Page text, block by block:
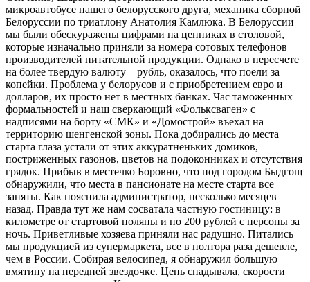
микроавтобусе нашего белорусского друга, механика сборной
Белоруссии по триатлону Анатолия Камлюка. В Белоруссии
мы были обескуражены цифрами на ценниках в столовой,
которые изначально приняли за номера сотовых телефонов
производителей питательной продукции. Однако в пересчете
на более твердую валюту – рубль, оказалось, что поели за
копейки. Проблема у белорусов и с приобретением евро и
долларов, их просто нет в местных банках. Час таможенных
формальностей и наш сверкающий «Фольксваген» с
надписями на борту «СМК» и «Домострой» въехал на
территорию шенгенской зоны. Пока добирались до места
старта глаза устали от этих аккуратненьких домиков,
постриженных газонов, цветов на подоконниках и отсутствия
грядок. Прибыв в местечко Боровно, что под городом Быдгощ
обнаружили, что места в пансионате на месте старта все
заняты. Как пояснила администратор, несколько месяцев
назад. Правда тут же нам сосватала частную гостиницу: в
километре от стартовой поляны и по 200 рублей с персоны за
ночь. Приветливые хозяева приняли нас радушно. Питались
мы продукцией из супермаркета, все в полтора раза дешевле,
чем в России. Собирая велосипед, я обнаружил большую
вмятину на передней звездочке. Цепь спадывала, скорости